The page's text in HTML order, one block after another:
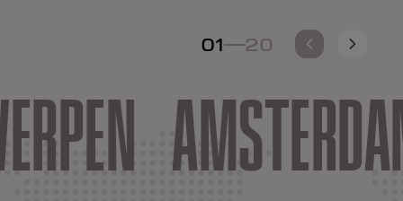
01- 20